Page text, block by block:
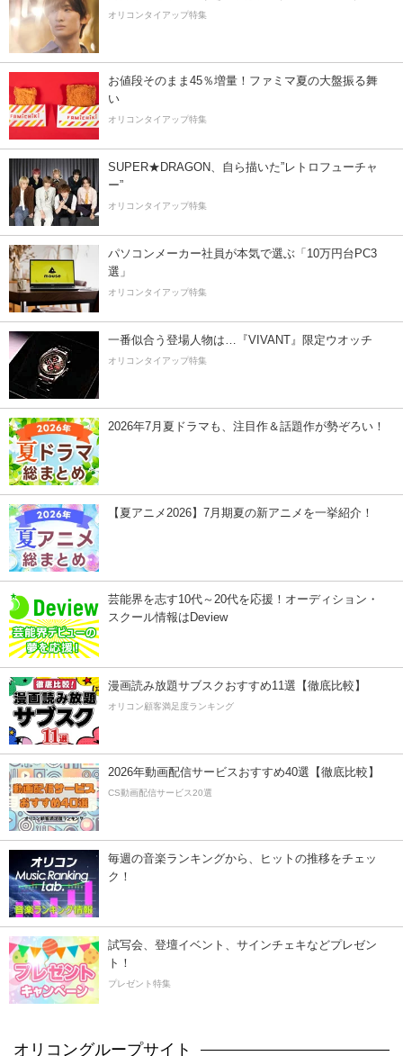
オリコンタイアップ特集
お値段そのまま45％増量！ファミマ夏の大盤振る舞
い
オリコンタイアップ特集
SUPER★DRAGON、自ら描いた”レトロフューチャ
ー”
オリコンタイアップ特集
パソコンメーカー社員が本気で選ぶ「10万円台PC3
選」
オリコンタイアップ特集
一番似合う登場人物は…『VIVANT』限定ウオッチ
オリコンタイアップ特集
2026年7月夏ドラマも、注目作＆話題作が勢ぞろい！
【夏アニメ2026】7月期夏の新アニメを一挙紹介！
芸能界を志す10代～20代を応援！オーディション・
スクール情報はDeview
漫画読み放題サブスクおすすめ11選【徹底比較】
オリコン顧客満足度ランキング
2026年動画配信サービスおすすめ40選【徹底比較】
CS動画配信サービス20選
毎週の音楽ランキングから、ヒットの推移をチェッ
ク！
試写会、登壇イベント、サインチェキなどプレゼン
ト！
プレゼント特集
オリコングループサイト